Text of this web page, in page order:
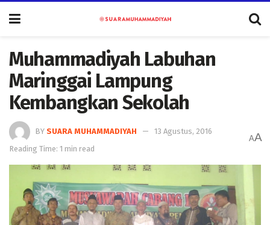
Muhammadiyah Labuhan
Maringgai Lampung
Kembangkan Sekolah
BY SUARA MUHAMMADIYAH
13 Agustus, 2016
Reading Time: 1 min read
AA